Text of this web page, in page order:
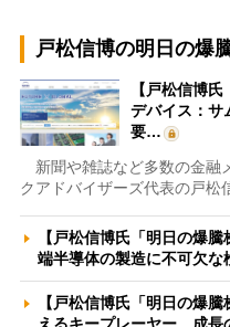
戸松信博の明日の爆
【戸松信博
デバイス：サ
要…
新聞や雑誌など多数の金融
クアドバイザーズ代表の戸松
【戸松信博氏「明日の爆
端半導体の製造に不可欠
【戸松信博氏「明日の爆